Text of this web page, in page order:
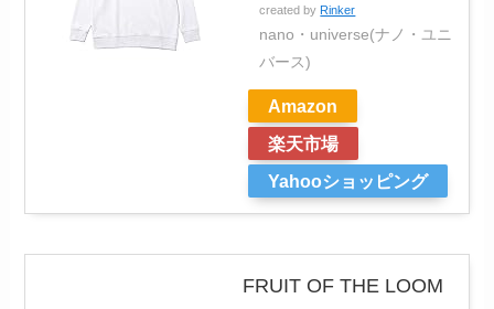
created by Rinker
nano・universe(ナノ・ユニ
バース)
Amazon
楽天市場
Yahooショッピング
FRUIT OF THE LOOM